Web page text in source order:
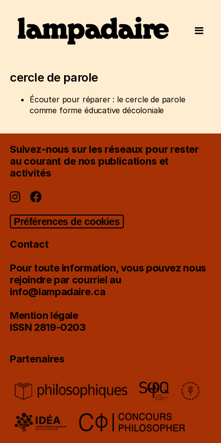
cercle de parole
Écouter pour réparer : le cercle de parole
comme forme éducative décoloniale
Suivez-nous sur les réseaux pour rester
au courant de nos publications et
activités
Préférences de cookies
Contact
Pour toute information, vous pouvez nous
rejoindre par courriel au
info@lampadaire.ca
Mention légale
ISSN 2819-0203
Partenaires